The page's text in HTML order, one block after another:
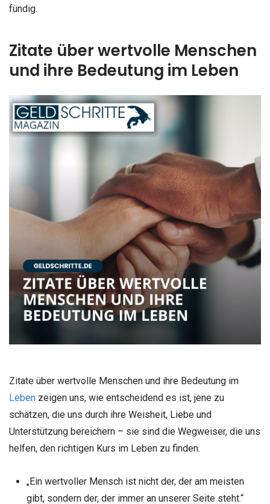
fündig.
Zitate über wertvolle Menschen
und ihre Bedeutung im Leben
Zitate über wertvolle Menschen und ihre Bedeutung im
Leben zeigen uns, wie entscheidend es ist, jene zu
schätzen, die uns durch ihre Weisheit, Liebe und
Unterstützung bereichern – sie sind die Wegweiser, die uns
helfen, den richtigen Kurs im Leben zu finden.
„Ein wertvoller Mensch ist nicht der, der am meisten
gibt, sondern der, der immer an unserer Seite steht.“